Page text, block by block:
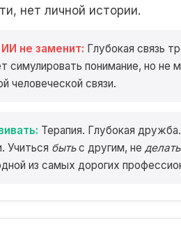
нет личной истории.
не заменит: Глубокая связь
симулировать понимание, но не
человеческой связи.
Терапия. Глубокая
Учиться бытьс другим, не
из самых дорогих